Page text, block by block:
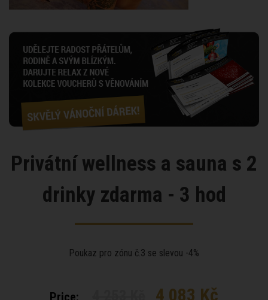
Privátní wellness a sauna s 2
drinky zdarma - 3 hod
Poukaz pro zónu č.3 se slevou -4%
Price: 4 083 Kč